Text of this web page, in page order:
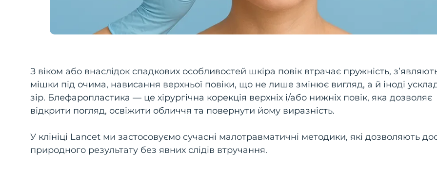
З віком або внаслідок спадкових особливостей шкіра повік втрачає пружність,
мішки під очима, нависання верхньої повіки, що не лише змінює вигляд, а й іноді
зір. Блефаропластика — це хірургічна корекція верхніх і/або нижніх повік, яка дозволяє
відкрити погляд, освіжити обличчя та повернути йому виразність.
У клініці Lancet ми застосовуємо сучасні малотравматичні методики, які дозволяють
природного результату без явних слідів втручання.